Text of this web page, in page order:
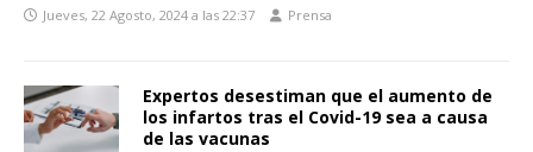
Jueves, 22 Agosto, 2024 a las 22:37 Prensa
Expertos desestiman que el aumento de
los infartos tras el Covid-19 sea a causa
de las vacunas